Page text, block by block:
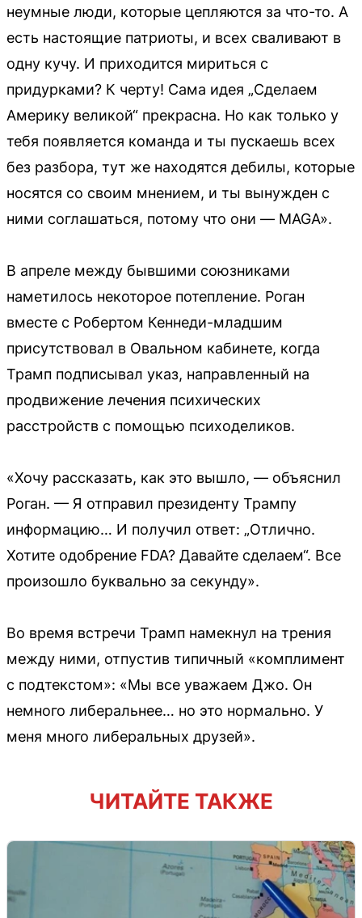
неумные люди, которые цепляются за что-то. А
есть настоящие патриоты, и всех сваливают в
одну кучу. И приходится мириться с
придурками? К черту! Сама идея „Сделаем
Америку великой“ прекрасна. Но как только у
тебя появляется команда и ты пускаешь всех
без разбора, тут же находятся дебилы, которые
носятся со своим мнением, и ты вынужден с
ними соглашаться, потому что они — MAGA».
В апреле между бывшими союзниками
наметилось некоторое потепление. Роган
вместе с Робертом Кеннеди-младшим
присутствовал в Овальном кабинете, когда
Трамп подписывал указ, направленный на
продвижение лечения психических
расстройств с помощью психоделиков.
«Хочу рассказать, как это вышло, — объяснил
Роган. — Я отправил президенту Трампу
информацию… И получил ответ: „Отлично.
Хотите одобрение FDA? Давайте сделаем“. Все
произошло буквально за секунду».
Во время встречи Трамп намекнул на трения
между ними, отпустив типичный «комплимент
с подтекстом»: «Мы все уважаем Джо. Он
немного либеральнее… но это нормально. У
меня много либеральных друзей».
ЧИТАЙТЕ ТАКЖЕ